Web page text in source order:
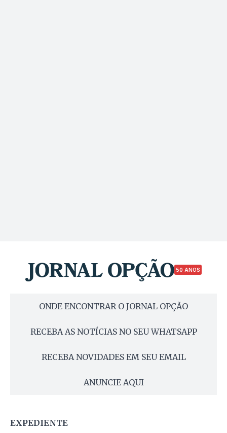
50 ANOS
ONDE ENCONTRAR O JORNAL OPÇÃO
RECEBA AS NOTÍCIAS NO SEU WHATSAPP
RECEBA NOVIDADES EM SEU EMAIL
ANUNCIE AQUI
EXPEDIENTE